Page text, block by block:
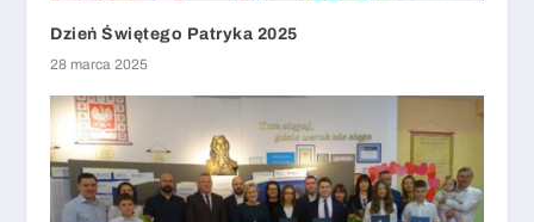
Dzień Świętego Patryka 2025
28 marca 2025